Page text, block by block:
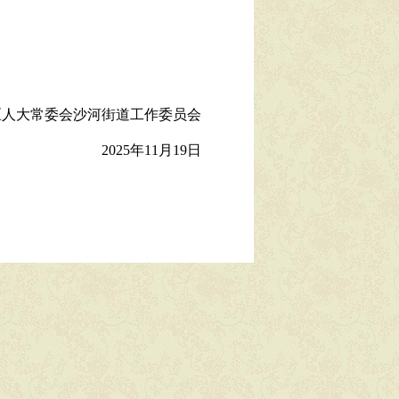
大常委会沙河街道工作委员会
2025年11月19日